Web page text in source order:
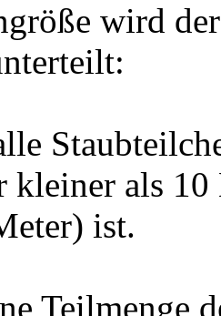
wird
kleiner als
ist.
Teilmenge